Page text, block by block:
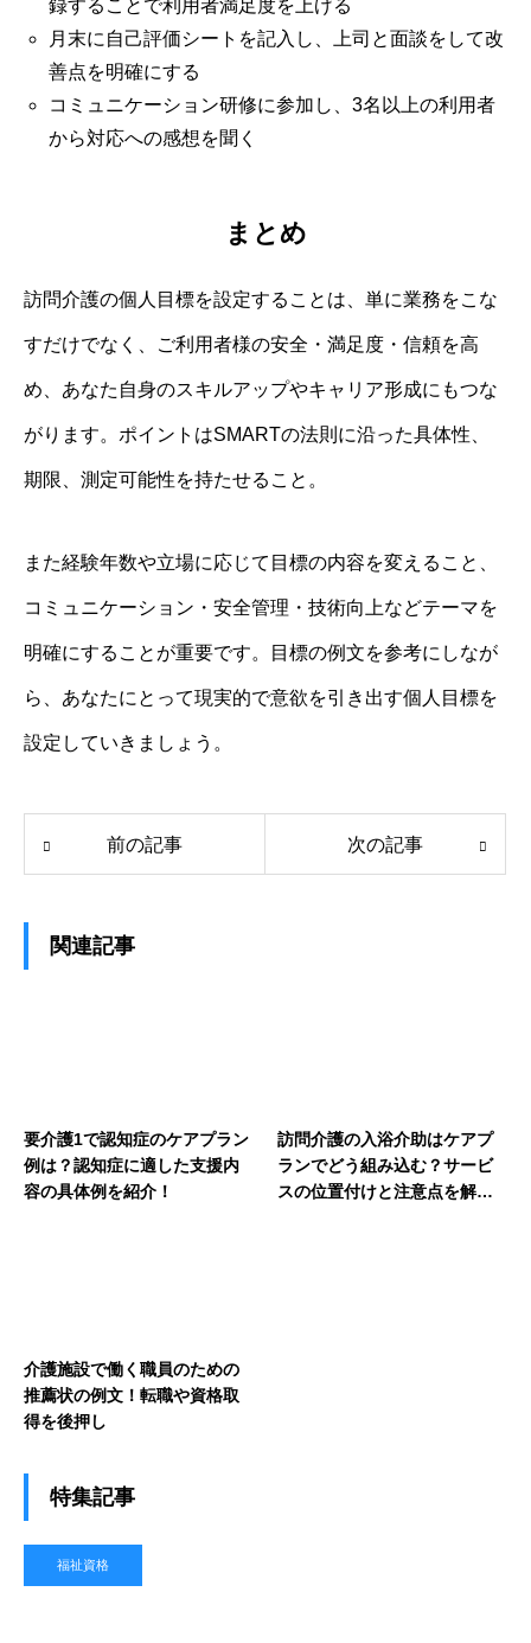
録することで利用者満足度を上げる
月末に自己評価シートを記入し、上司と面談をして改
善点を明確にする
コミュニケーション研修に参加し、3名以上の利用者
から対応への感想を聞く
まとめ
訪問介護の個人目標を設定することは、単に業務をこな
すだけでなく、ご利用者様の安全・満足度・信頼を高
め、あなた自身のスキルアップやキャリア形成にもつな
がります。ポイントはSMARTの法則に沿った具体性、
期限、測定可能性を持たせること。
また経験年数や立場に応じて目標の内容を変えること、
コミュニケーション・安全管理・技術向上などテーマを
明確にすることが重要です。目標の例文を参考にしなが
ら、あなたにとって現実的で意欲を引き出す個人目標を
設定していきましょう。
前の記事 次の記事
関連記事
要介護1で認知症のケアプラン
例は？認知症に適した支援内
容の具体例を紹介！
訪問介護の入浴介助はケアプ
ランでどう組み込む？サービ
スの位置付けと注意点を解
介護施設で働く職員のための
推薦状の例文！転職や資格取
得を後押し
特集記事
福祉資格